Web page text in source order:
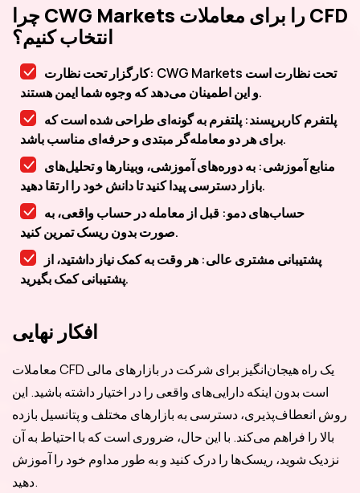
چرا CWG Markets را برای معاملات CFD
انتخاب کنیم؟
کارگزار تحت نظارت: CWG Markets تحت نظارت است
و این اطمینان می‌دهد که وجوه شما ایمن هستند.
پلتفرم کاربرپسند: پلتفرم به گونه‌ای طراحی شده است که
برای هر دو معامله‌گر مبتدی و حرفه‌ای مناسب باشد.
منابع آموزشی: به دوره‌های آموزشی، وبینارها و تحلیل‌های
بازار دسترسی پیدا کنید تا دانش خود را ارتقا دهید.
حساب‌های دمو: قبل از معامله در حساب واقعی، به
صورت بدون ریسک تمرین کنید.
پشتیبانی مشتری عالی: هر وقت به کمک نیاز داشتید، از
پشتیبانی کمک بگیرید.
افکار نهایی
معاملات CFD یک راه هیجان‌انگیز برای شرکت در بازارهای مالی
است بدون اینکه دارایی‌های واقعی را در اختیار داشته باشید. این
روش انعطاف‌پذیری، دسترسی به بازارهای مختلف و پتانسیل بازده
بالا را فراهم می‌کند. با این حال، ضروری است که با احتیاط به آن
نزدیک شوید، ریسک‌ها را درک کنید و به طور مداوم خود را آموزش
دهید.